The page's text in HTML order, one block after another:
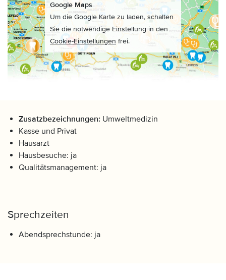
Google Maps
Um die Google Karte zu laden, schalten
Sie die notwendige Einstellung in den
Cookie-Einstellungen frei.
Zusatzbezeichnungen: Umweltmedizin
Kasse und Privat
Hausarzt
Hausbesuche: ja
Qualitätsmanagement: ja
Sprechzeiten
Abendsprechstunde: ja